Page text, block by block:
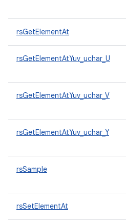
rsGetElementAt
rsGetElementAtYuv_uchar_U
rsGetElementAtYuv_uchar_V
rsGetElementAtYuv_uchar_Y
rsSample
rsSetElementAt